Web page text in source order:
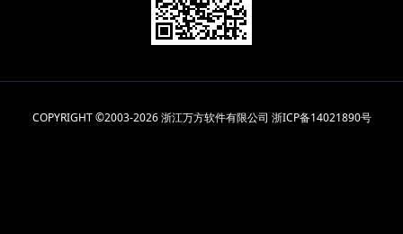
COPYRIGHT ©2003-2026 浙江万方软件有限公司 浙ICP备14021890号